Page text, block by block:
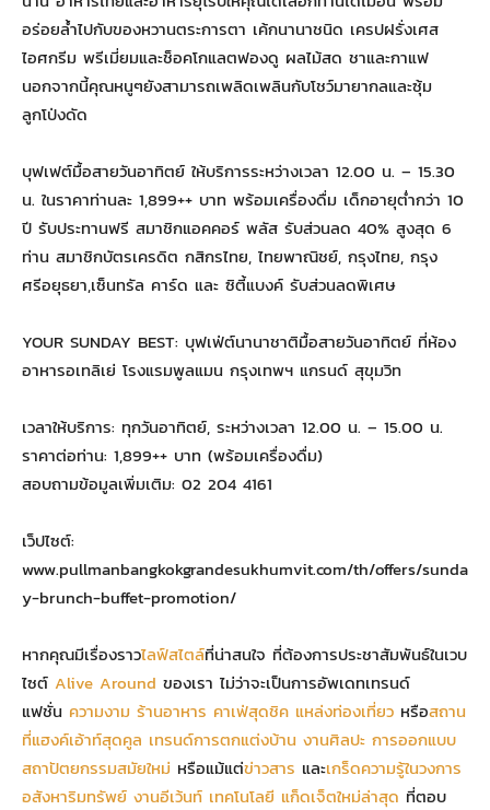
อร่อยล้ำไปกับของหวานตระการตา เค้กนานาชนิด เครปฝรั่งเศส
ไอศกรีม พรีเมี่ยมและช็อคโกแลตฟองดู ผลไม้สด ชาและกาแฟ
นอกจากนี้คุณหนูๆยังสามารถเพลิดเพลินกับโชว์มายากลและซุ้ม
ลูกโป่งดัด
บุฟเฟต์มื้อสายวันอาทิตย์ ให้บริการระหว่างเวลา 12.00 น. – 15.30
น. ในราคาท่านละ 1,899++ บาท พร้อมเครื่องดื่ม เด็กอายุต่ำกว่า 10
ปี รับประทานฟรี สมาชิกแอคคอร์ พลัส รับส่วนลด 40% สูงสุด 6
ท่าน สมาชิกบัตรเครดิต กสิกรไทย, ไทยพาณิชย์, กรุงไทย, กรุง
ศรีอยุธยา,เซ็นทรัล คาร์ด และ ซิตี้แบงค์ รับส่วนลดพิเศษ
YOUR SUNDAY BEST: บุฟเฟ่ต์นานาชาติมื้อสายวันอาทิตย์ ที่ห้อง
อาหารอเทลิเย่ โรงแรมพูลแมน กรุงเทพฯ แกรนด์ สุขุมวิท
เวลาให้บริการ: ทุกวันอาทิตย์, ระหว่างเวลา 12.00 น. – 15.00 น.
ราคาต่อท่าน: 1,899++ บาท (พร้อมเครื่องดื่ม)
สอบถามข้อมูลเพิ่มเติม: 02 204 4161
เว็ปไซต์:
www.pullmanbangkokgrandesukhumvit.com/th/offers/sunda
y-brunch-buffet-promotion/
หากคุณมีเรื่องราวไลฟ์สไตล์ที่น่าสนใจ ที่ต้องการประชาสัมพันธ์ในเวบ
ไซต์ Alive Around ของเรา ไม่ว่าจะเป็นการอัพเดทเทรนด์
แฟชั่น ความงาม ร้านอาหาร คาเฟ่สุดชิค แหล่งท่องเที่ยว หรือสถาน
ที่แฮงค์เอ้าท์สุดคูล เทรนด์การตกแต่งบ้าน งานศิลปะ การออกแบบ
สถาปัตยกรรมสมัยใหม่ หรือแม้แต่ข่าวสาร และเกร็ดความรู้ในวงการ
อสังหาริมทรัพย์ งานอีเว้นท์ เทคโนโลยี แก็ดเจ็ตใหม่ล่าสุด ที่ตอบ